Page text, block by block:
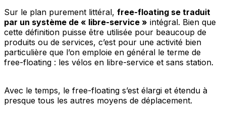
Sur le plan purement littéral, free-floating se traduit
par un système de « libre-service » intégral. Bien que
cette définition puisse être utilisée pour beaucoup de
produits ou de services, c’est pour une activité bien
particulière que l’on emploie en général le terme de
free-floating : les vélos en libre-service et sans station.
Avec le temps, le free-floating s’est élargi et étendu à
presque tous les autres moyens de déplacement.